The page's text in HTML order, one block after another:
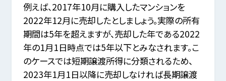
例えば、2017年10月に購入したマンションを
2022年12月に売却したとしましょう。実際の所有
期間は5年を超えますが、売却した年である2022
年の1月1日時点では5年以下とみなされます。こ
のケースでは短期譲渡所得に分類されるため、
2023年1月1日以降に売却しなければ長期譲渡